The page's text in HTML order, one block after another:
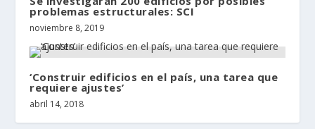
problemas estructurales: SCI
noviembre 8, 2019
‘Construir edificios en el país, una tarea que
requiere ajustes’
abril 14, 2018